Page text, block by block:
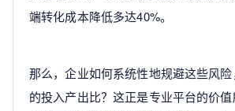
端转化成本降低多达40%。
那么，企业如何系统性地规避这些风
的投入产出比？这正是专业平台的价